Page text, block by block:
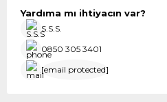
Yardıma mı ihtiyacın var?
S.S.S.
0850 305 3401
[email protected]